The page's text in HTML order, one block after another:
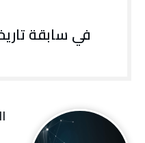
في سابقة